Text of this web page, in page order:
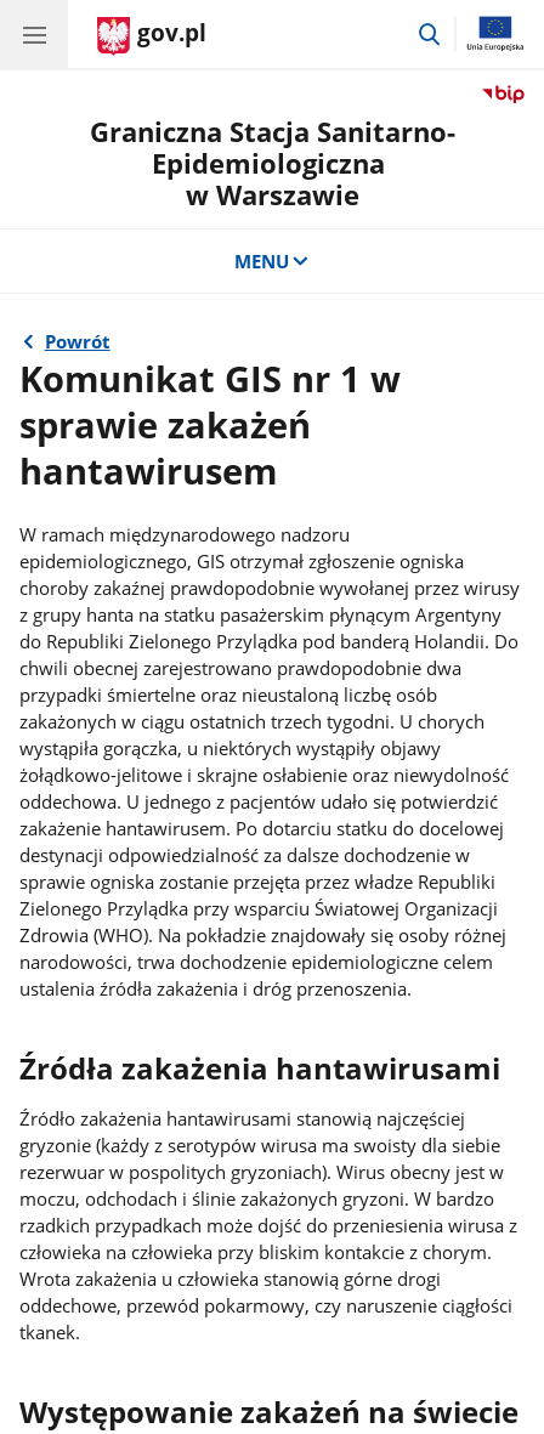
gov.pl
przejdź
Graniczna Stacja Sanitarno-
Epidemiologiczna
w Warszawie
MENU
Powrót
Komunikat GIS nr 1 w
sprawie zakażeń
hantawirusem
W ramach międzynarodowego nadzoru
epidemiologicznego, GIS otrzymał zgłoszenie ogniska
choroby zakaźnej prawdopodobnie wywołanej przez wirusy
z grupy hanta na statku pasażerskim płynącym Argentyny
do Republiki Zielonego Przylądka pod banderą Holandii. Do
chwili obecnej zarejestrowano prawdopodobnie dwa
przypadki śmiertelne oraz nieustaloną liczbę osób
zakażonych w ciągu ostatnich trzech tygodni. U chorych
wystąpiła gorączka, u niektórych wystąpiły objawy
żołądkowo-jelitowe i skrajne osłabienie oraz niewydolność
oddechowa. U jednego z pacjentów udało się potwierdzić
zakażenie hantawirusem. Po dotarciu statku do docelowej
destynacji odpowiedzialność za dalsze dochodzenie w
sprawie ogniska zostanie przejęta przez władze Republiki
Zielonego Przylądka przy wsparciu Światowej Organizacji
Zdrowia (WHO). Na pokładzie znajdowały się osoby różnej
narodowości, trwa dochodzenie epidemiologiczne celem
ustalenia źródła zakażenia i dróg przenoszenia.
Źródła zakażenia hantawirusami
Źródło zakażenia hantawirusami stanowią najczęściej
gryzonie (każdy z serotypów wirusa ma swoisty dla siebie
rezerwuar w pospolitych gryzoniach). Wirus obecny jest w
moczu, odchodach i ślinie zakażonych gryzoni. W bardzo
rzadkich przypadkach może dojść do przeniesienia wirusa z
człowieka na człowieka przy bliskim kontakcie z chorym.
Wrota zakażenia u człowieka stanowią górne drogi
oddechowe, przewód pokarmowy, czy naruszenie ciągłości
tkanek.
Występowanie zakażeń na świecie